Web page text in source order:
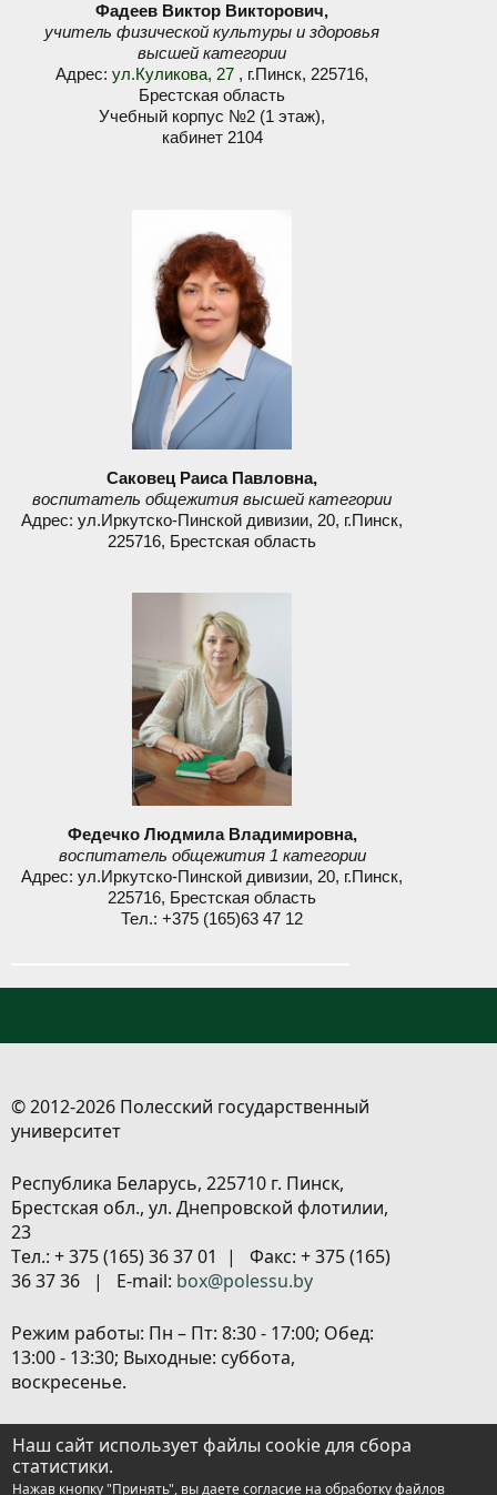
Фадеев Виктор Викторович,
учитель физической культуры и здоровья
высшей категории
Адрес: ул.Куликова, 27 , г.Пинск, 225716,
Брестская область
Учебный корпус №2 (1 этаж),
кабинет 2104
Саковец Раиса Павловна,
воспитатель общежития высшей категории
Адрес: ул.Иркутско-Пинской дивизии, 20, г.Пинск,
225716, Брестская область
Федечко Людмила Владимировна,
воспитатель общежития 1 категории
Адрес: ул.Иркутско-Пинской дивизии, 20, г.Пинск,
225716, Брестская область
Тел.: +375 (165)63 47 12
© 2012-2026 Полесский государственный
университет
Республика Беларусь, 225710 г. Пинск,
Брестская обл., ул. Днепровской флотилии,
23
Tел.: + 375 (165) 36 37 01 | Факс: + 375 (165)
36 37 36 | E-mail: box@polessu.by
Режим работы: Пн – Пт: 8:30 - 17:00; Обед:
13:00 - 13:30; Выходные: суббота,
воскресенье.
Расположение объектов |
Политика
обработки персональных данных|
Настройка cookies
Наш сайт использует файлы cookie для сбора
статистики.
Нажав кнопку "Принять", вы даете согласие на обработку файлов